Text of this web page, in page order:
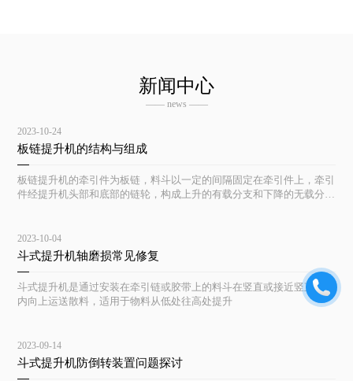
新闻中心
—— news ——
2023-10-24
板链提升机的结构与组成
板链提升机的牵引件为板链，料斗以一定的间隔固定在牵引件上，牵引
件经提升机头部和底部的链轮，构成上升的有载分支和下降的无载分支
2023-10-04
斗式提升机轴磨损常见修复
斗式提升机是通过安装在牵引链或胶带上的料斗在竖直或接近竖直方向
内向上运送散料，适用于物料从低处往高处提升
2023-09-14
斗式提升机防倒转装置问题探讨